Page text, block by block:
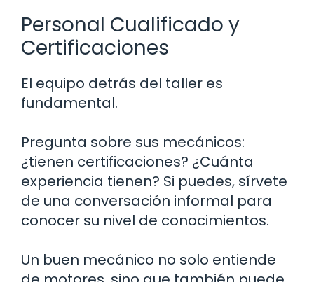
Personal Cualificado y
Certificaciones
El equipo detrás del taller es
fundamental.
Pregunta sobre sus mecánicos:
¿tienen certificaciones? ¿Cuánta
experiencia tienen? Si puedes, sírvete
de una conversación informal para
conocer su nivel de conocimientos.
Un buen mecánico no solo entiende